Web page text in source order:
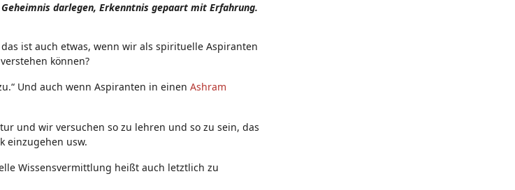
darlegen, Erkenntnis gepaart mit Erfahrung.
ist auch etwas, wenn wir als spirituelle Aspiranten
können?
Und auch wenn Aspiranten in einen Ashram
und wir versuchen so zu lehren und so zu sein, das
einzugehen usw.
Wissensvermittlung heißt auch letztlich zu